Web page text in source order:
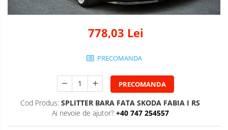
778,03 Lei
PRECOMANDA
PRECOMANDA
Cod Produs: SPLITTER BARA FATA SKODA FABIA I RS
Ai nevoie de ajutor? +40 747 254557